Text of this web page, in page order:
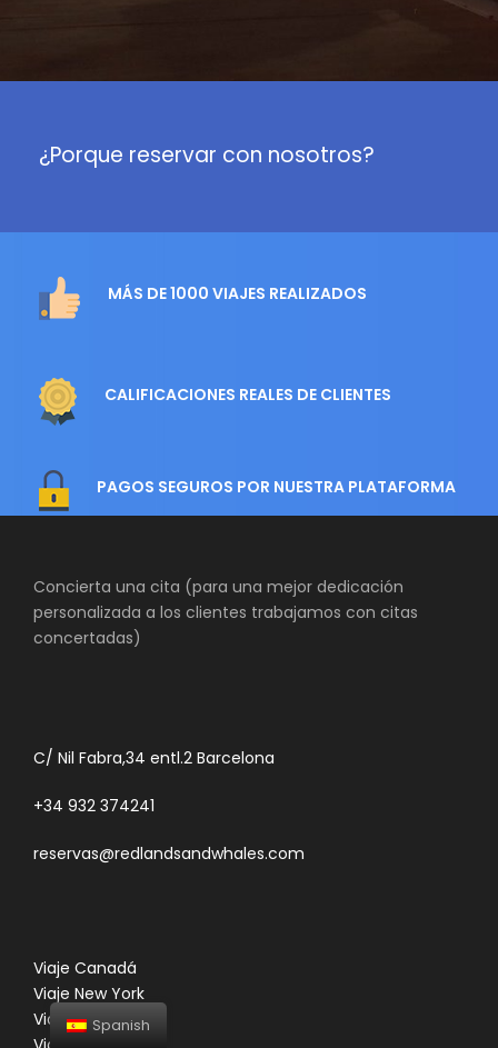
¿Porque reservar con nosotros?
MÁS DE 1000 VIAJES REALIZADOS
CALIFICACIONES REALES DE CLIENTES
PAGOS SEGUROS POR NUESTRA PLATAFORMA
Concierta una cita (para una mejor dedicación
personalizada a los clientes trabajamos con citas
concertadas)
C/ Nil Fabra,34 entl.2 Barcelona
+34 932 374241
reservas@redlandsandwhales.com
Viaje Canadá
Viaje New York
Viaje Noruega
Spanish